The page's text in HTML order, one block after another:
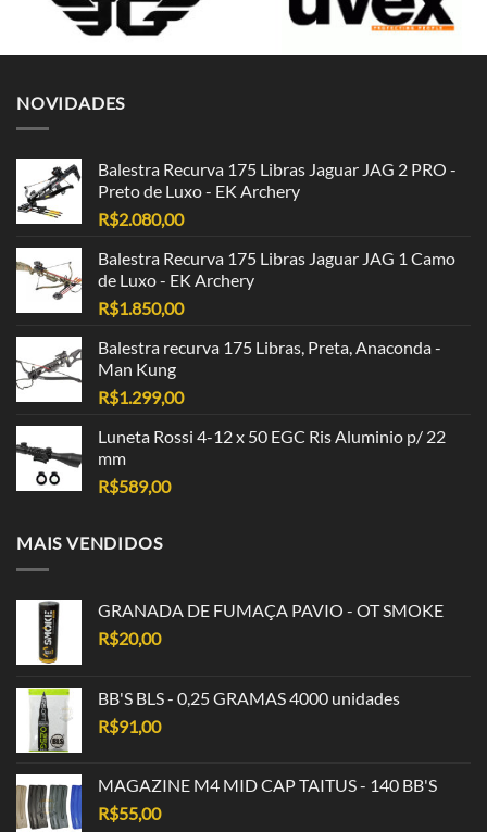
NOVIDADES
Balestra Recurva 175 Libras Jaguar JAG 2 PRO -
Preto de Luxo - EK Archery
R$2.080,00
Balestra Recurva 175 Libras Jaguar JAG 1 Camo
de Luxo - EK Archery
R$1.850,00
Balestra recurva 175 Libras, Preta, Anaconda -
Man Kung
R$1.299,00
Luneta Rossi 4-12 x 50 EGC Ris Aluminio p/ 22
mm
R$589,00
MAIS VENDIDOS
GRANADA DE FUMAÇA PAVIO - OT SMOKE
R$20,00
BB'S BLS - 0,25 GRAMAS 4000 unidades
R$91,00
MAGAZINE M4 MID CAP TAITUS - 140 BB'S
R$55,00